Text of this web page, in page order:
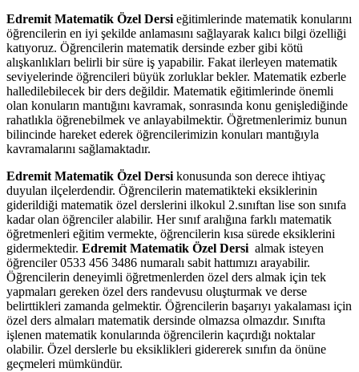
Edremit Matematik Özel Dersi eğitimlerinde matematik konularını
öğrencilerin en iyi şekilde anlamasını sağlayarak kalıcı bilgi özelliği
katıyoruz. Öğrencilerin matematik dersinde ezber gibi kötü
alışkanlıkları belirli bir süre iş yapabilir. Fakat ilerleyen matematik
seviyelerinde öğrencileri büyük zorluklar bekler. Matematik ezberle
halledilebilecek bir ders değildir. Matematik eğitimlerinde önemli
olan konuların mantığını kavramak, sonrasında konu genişlediğinde
rahatlıkla öğrenebilmek ve anlayabilmektir. Öğretmenlerimiz bunun
bilincinde hareket ederek öğrencilerimizin konuları mantığıyla
kavramalarını sağlamaktadır.
Edremit Matematik Özel Dersi konusunda son derece ihtiyaç
duyulan ilçelerdendir. Öğrencilerin matematikteki eksiklerinin
giderildiği matematik özel derslerini ilkokul 2.sınıftan lise son sınıfa
kadar olan öğrenciler alabilir. Her sınıf aralığına farklı matematik
öğretmenleri eğitim vermekte, öğrencilerin kısa sürede eksiklerini
gidermektedir. Edremit Matematik Özel Dersi almak isteyen
öğrenciler 0533 456 3486 numaralı sabit hattımızı arayabilir.
Öğrencilerin deneyimli öğretmenlerden özel ders almak için tek
yapmaları gereken özel ders randevusu oluşturmak ve derse
belirttikleri zamanda gelmektir. Öğrencilerin başarıyı yakalaması için
özel ders almaları matematik dersinde olmazsa olmazdır. Sınıfta
işlenen matematik konularında öğrencilerin kaçırdığı noktalar
olabilir. Özel derslerle bu eksiklikleri gidererek sınıfın da önüne
geçmeleri mümkündür.